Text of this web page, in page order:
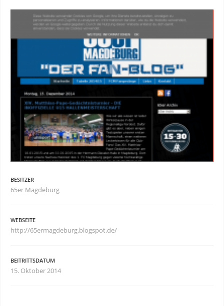
BESITZER
65er Magdeburg
WEBSEITE
http://65ermagdeburg.blogspot.de/
BEITRITTSDATUM
15. Oktober 2014